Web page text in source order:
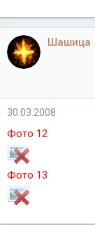
Шашица
30.03.2008
Фото 12
Фото 13